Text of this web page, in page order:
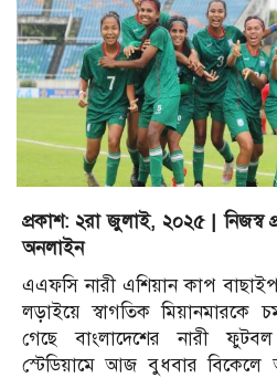
প্রকাশ: ২রা জুলাই, ২০২৫ | নিজস্ব
অনলাইন
এএফসি নারী এশিয়ান কাপ
লড়াইয়ে স্বাগতিক মিয়ানমারকে
গেছে বাংলাদেশের নারী
স্টেডিয়ামে আজ বুধবার বিকেলে